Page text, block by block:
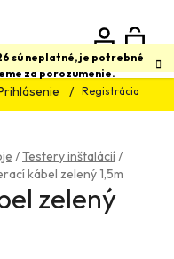
sú neplatné, je potrebné
za porozumenie.
Registrácia
Hľadať
/Testery inštalácií/
kábel zelený 1,5m
zelený